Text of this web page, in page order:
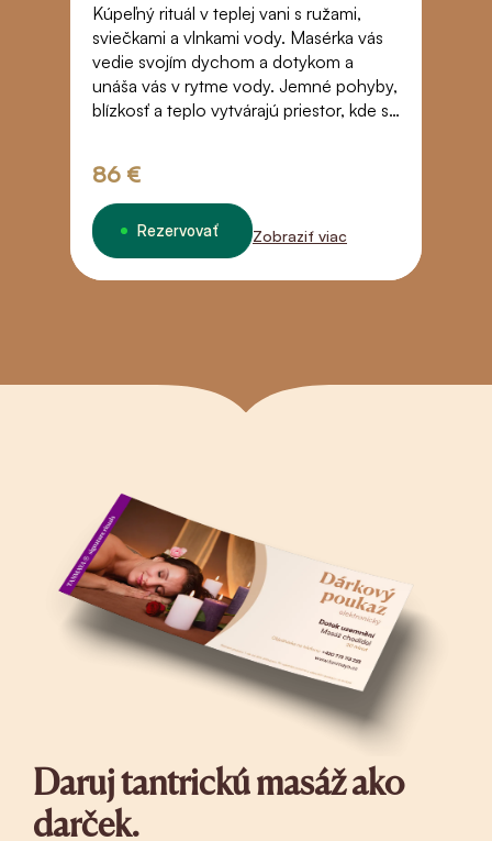
Kúpeľný rituál v teplej vani s ružami,
sviečkami a vlnkami vody. Masérka vás
vedie svojím dychom a dotykom a
unáša vás v rytme vody. Jemné pohyby,
blízkosť a teplo vytvárajú priestor, kde sa
beztiaže, dôvery a tichého spojenia.
86 €
Rezervovať Zobraziť viac
Daruj tantrickú masáž ako
darček.